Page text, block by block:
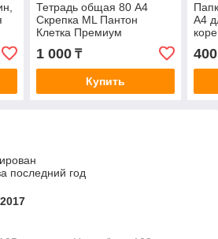
Тетрадь общая 80 А4
Скрепка ML Пантон
Клетка Премиум
4+0+Ламинация матовая
1 000₸
Купить
А4
400
последний год